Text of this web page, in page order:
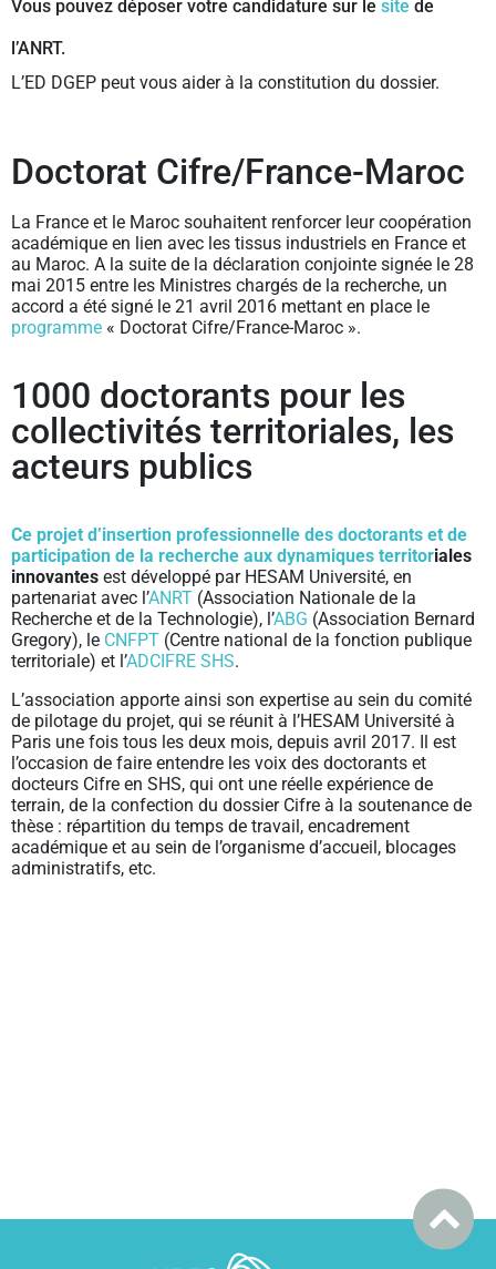
Vous pouvez déposer votre candidature sur le site de
l’ANRT.
L’ED DGEP peut vous aider à la constitution du dossier.
Doctorat Cifre/France-Maroc
La France et le Maroc souhaitent renforcer leur coopération
académique en lien avec les tissus industriels en France et
au Maroc. A la suite de la déclaration conjointe signée le 28
mai 2015 entre les Ministres chargés de la recherche, un
accord a été signé le 21 avril 2016 mettant en place le
programme « Doctorat Cifre/France-Maroc ».
1000 doctorants pour les
collectivités territoriales, les
acteurs publics
Ce projet d’insertion professionnelle des doctorants et de
participation de la recherche aux dynamiques territoriales
innovantes est développé par HESAM Université, en
partenariat avec l’ANRT (Association Nationale de la
Recherche et de la Technologie), l’ABG (Association Bernard
Gregory), le CNFPT (Centre national de la fonction publique
territoriale) et l’ADCIFRE SHS.
L’association apporte ainsi son expertise au sein du comité
de pilotage du projet, qui se réunit à l’HESAM Université à
Paris une fois tous les deux mois, depuis avril 2017. Il est
l’occasion de faire entendre les voix des doctorants et
docteurs Cifre en SHS, qui ont une réelle expérience de
terrain, de la confection du dossier Cifre à la soutenance de
thèse : répartition du temps de travail, encadrement
académique et au sein de l’organisme d’accueil, blocages
administratifs, etc.